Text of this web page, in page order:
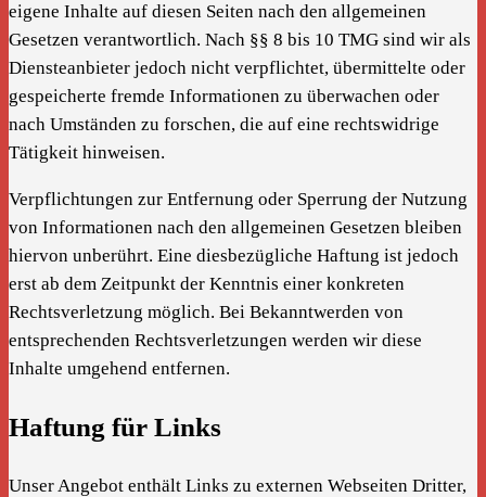
eigene Inhalte auf diesen Seiten nach den allgemeinen
Gesetzen verantwortlich. Nach §§ 8 bis 10 TMG sind wir als
Diensteanbieter jedoch nicht verpflichtet, übermittelte oder
gespeicherte fremde Informationen zu überwachen oder
nach Umständen zu forschen, die auf eine rechtswidrige
Tätigkeit hinweisen.
Verpflichtungen zur Entfernung oder Sperrung der Nutzung
von Informationen nach den allgemeinen Gesetzen bleiben
hiervon unberührt. Eine diesbezügliche Haftung ist jedoch
erst ab dem Zeitpunkt der Kenntnis einer konkreten
Rechtsverletzung möglich. Bei Bekanntwerden von
entsprechenden Rechtsverletzungen werden wir diese
Inhalte umgehend entfernen.
Haftung für Links
Unser Angebot enthält Links zu externen Webseiten Dritter,